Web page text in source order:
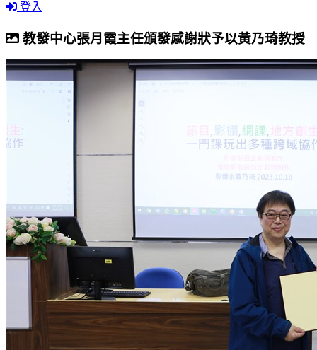
登入
教發中心張月霞主任頒發感謝狀予以黃乃琦教授